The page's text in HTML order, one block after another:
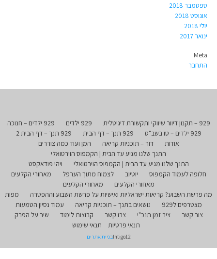
ספטמבר 2018
אוגוסט 2018
יולי 2018
ינואר 2017
Meta
התחבר
929 – תקנון דיוור שיווקי ותקשורת דיגיטלית 929 ילדים
929 ילדים – חנוכה
929 ילדים – טו בשב"ט
929 תנך – דף הבית
929 תנך – דף הבית 2
אודות
דור – תוכניות קריאה
המן ועוד כמה צוררים
התנך שלנו מגיע עד הבית | הקמפוס הוירטואלי
התנך שלנו מגיע עד הבית | הקמפוס הוירטואלי
ויהי פודאקסט
חלופה לעמוד הקמפוס
יוטיוב לצמוח מתוך הערפל
מאחורי הקלעים
מאחורי הקלעים
מאחורי הקלעים
מה פרשת השבוע? קריאות ישראליות ואישיות על פרשת השבוע וההפטרה
מפות
מצטרפים ל929
נושאים בתנך – תוכניות קריאה
עמוד נסיון הטמעות
צור קשר
ציר זמן תנכ"י צרו קשר קבוצות לימוד
שיר על הפרק
תנאי פרטיות
תנאי שימוש
Intigo12בניית אתרים